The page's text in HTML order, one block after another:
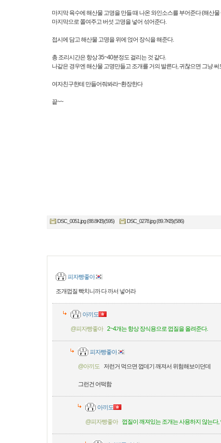
마지막 육수에 해산물 고명을 만들 때 나온 와인소스를 부어준다 (해산물
마지막으로 쫄여주고 버섯 고명을 넣어 섞어준다.
접시에 담고 해산물 고명을 위에 얹어 장식을 해준다.
총 조리시간은 항상 35~40분정도 걸리는 것 같다.
나같은 경우엔 해산물 고명만들고 조개를 거의 발른다, 귀찮으면 그냥 써
여자친구한테 만들어줘봐라~환장한다
끝~~
DSC_0051.jpg (88.8KB)(595) DSC_0278.jpg (89.7KB)(586)
피자빵좋아
조개껍질 빡치니까 다 까서 넣어라
아끼도
@피자빵좋아 2~4개는 항상 장식용으로 껍질을 올려준다.
피자빵좋아
@아끼도 저런거 먹으면 껍데기 깨져서 위험해보이던데
그런건 어떡함
아끼도
@피자빵좋아 껍질이 깨져있는 조개는 사용하지 않는다,